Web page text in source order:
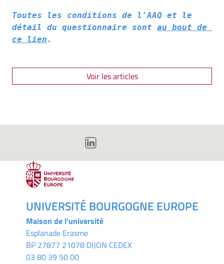
Toutes les conditions de l'AAQ et le
détail du questionnaire sont au bout de
ce lien.
Voir les articles
UNIVERSITÉ BOURGOGNE EUROPE
Maison de l'université
Esplanade Erasme
BP 27877 21078 DIJON CEDEX
03 80 39 50 00